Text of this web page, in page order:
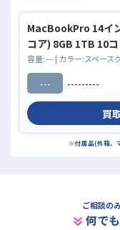
MacBookPro 14イ
コア) 8GB 1TB 10
容量:---| カラー:スペース
--- ---------
買
※付属品(外箱、
ご相談の
何で